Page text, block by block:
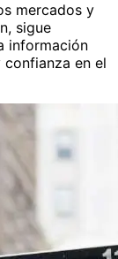
mercados y
sigue
información
en el